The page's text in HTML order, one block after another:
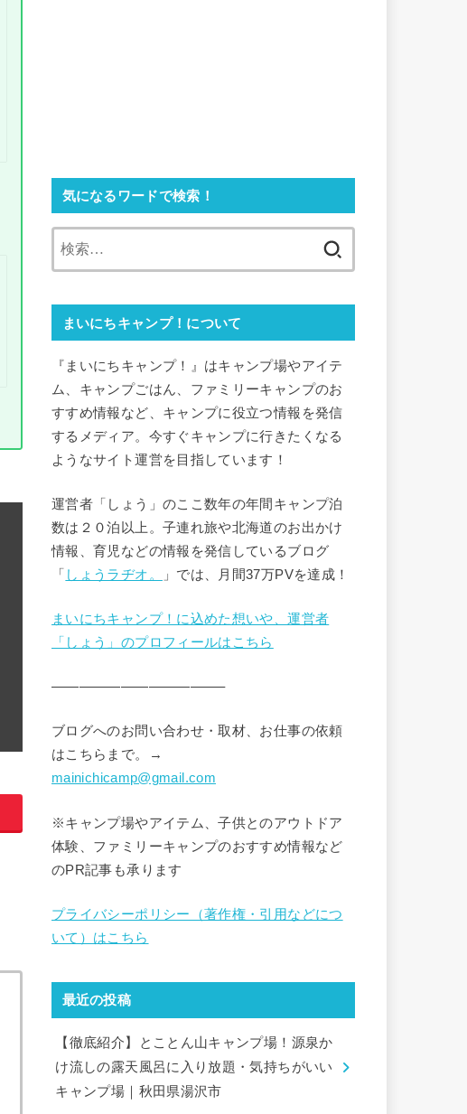
気になるワードで検索！
まいにちキャンプ！について
『まいにちキャンプ！』はキャンプ場やアイテ
ム、キャンプごはん、ファミリーキャンプのお
すすめ情報など、キャンプに役立つ情報を発信
するメディア。今すぐキャンプに行きたくなる
ようなサイト運営を目指しています！
運営者「しょう」のここ数年の年間キャンプ泊
数は２０泊以上。子連れ旅や北海道のお出かけ
情報、育児などの情報を発信しているブログ
「 しょうラヂオ。 」では、月間37万PVを達成！
まいにちキャンプ！に込めた想いや、運営者
「しょう」のプロフィールはこちら
————————————–
ブログへのお問い合わせ・取材、お仕事の依頼
はこちらまで。→
mainichicamp@gmail.com
※キャンプ場やアイテム、子供とのアウトドア
体験、ファミリーキャンプのおすすめ情報など
のPR記事も承ります
プライバシーポリシー（著作権・引用などにつ
いて）はこちら
最近の投稿
【徹底紹介】とことん山キャンプ場！源泉か
け流しの露天風呂に入り放題・気持ちがいい
キャンプ場｜秋田県湯沢市